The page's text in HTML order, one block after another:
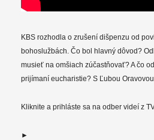
KBS rozhodla o zrušení dišpenzu od
bohoslužbách. Čo bol hlavný dôvod?
musieť na omšiach zúčastňovať? A čo
prijímaní eucharistie? S Ľubou
Kliknite a prihláste sa na odber videí z
►